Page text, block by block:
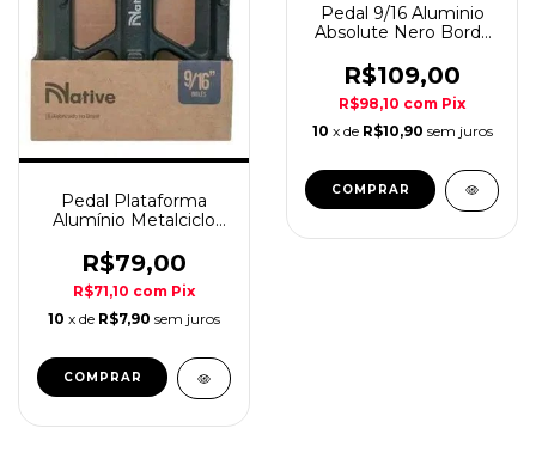
Pedal Plataforma
Alumínio Metalciclo
R$79,00
R$71,10 com Pix
10 x de R$7,90 sem juros
COMPRAR
Pedal 9/16 Aluminio
Absolute Nero Borda
R$109,00
R$98,10 com Pix
10 x de R$10,90 sem juros
COMPRAR